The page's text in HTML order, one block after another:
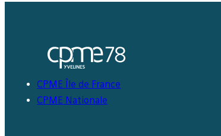
CPME Île de France
CPME Nationale